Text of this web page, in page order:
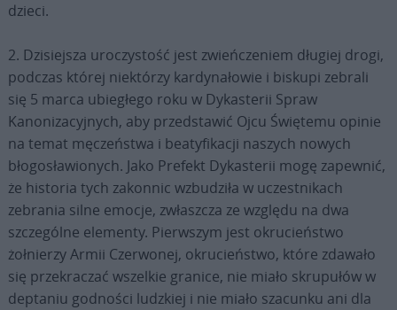
dzieci.
2. Dzisiejsza uroczystość jest zwieńczeniem długiej drogi,
podczas której niektórzy kardynałowie i biskupi zebrali
się 5 marca ubiegłego roku w Dykasterii Spraw
Kanonizacyjnych, aby przedstawić Ojcu Świętemu opinie
na temat męczeństwa i beatyfikacji naszych nowych
błogosławionych. Jako Prefekt Dykasterii mogę zapewnić,
że historia tych zakonnic wzbudziła w uczestnikach
zebrania silne emocje, zwłaszcza ze względu na dwa
szczególne elementy. Pierwszym jest okrucieństwo
żołnierzy Armii Czerwonej, okrucieństwo, które zdawało
się przekraczać wszelkie granice, nie miało skrupułów w
deptaniu godności ludzkiej i nie miało szacunku ani dla